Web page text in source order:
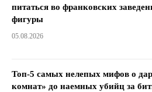
питаться во франковских
фигуры
05.08.2026
Топ-5 самых нелепых мифов о
комнат» до наемных убийц за